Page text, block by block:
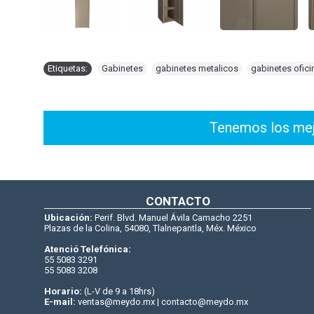
Etiquetas: Gabinetes gabinetes metalicos gabinetes
Tenemos los
CONTACTO
Ubicación: Perif. Blvd. Manuel Ávila Camacho 2251
Plazas de la Colina, 54080, Tlalnepantla, Méx. México
Atenció Telefónica:
55 5083 3291
55 5083 3208
Horario: (L-V de 9 a 18hrs)
E-mail: ventas@meydo.mx | contacto@meydo.mx